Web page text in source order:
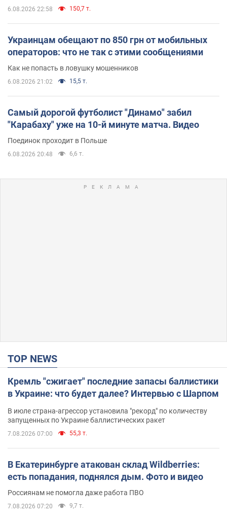
6.08.2026 22:58 150,7 т.
Украинцам обещают по 850 грн от мобильных
операторов: что не так с этими сообщениями
Как не попасть в ловушку мошенников
6.08.2026 21:02 15,5 т.
Самый дорогой футболист "Динамо" забил
"Карабаху" уже на 10-й минуте матча. Видео
Поединок проходит в Польше
6.08.2026 20:48 6,6 т.
TOP NEWS
Кремль "сжигает" последние запасы баллистики
в Украине: что будет далее? Интервью с Шарпом
В июле страна-агрессор установила "рекорд" по количеству
запущенных по Украине баллистических ракет
7.08.2026 07:00 55,3 т.
В Екатеринбурге атакован склад Wildberries:
есть попадания, поднялся дым. Фото и видео
Россиянам не помогла даже работа ПВО
7.08.2026 07:20 9,7 т.